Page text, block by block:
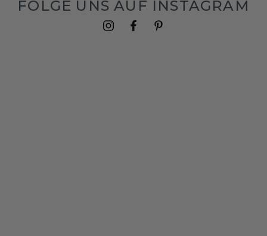
FOLGE UNS AUF INSTAGRAM